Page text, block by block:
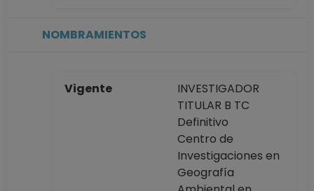
NOMBRAMIENTOS
Vigente
INVESTIGADOR
TITULAR B TC
Definitivo
Centro de
Investigaciones en
Geografía